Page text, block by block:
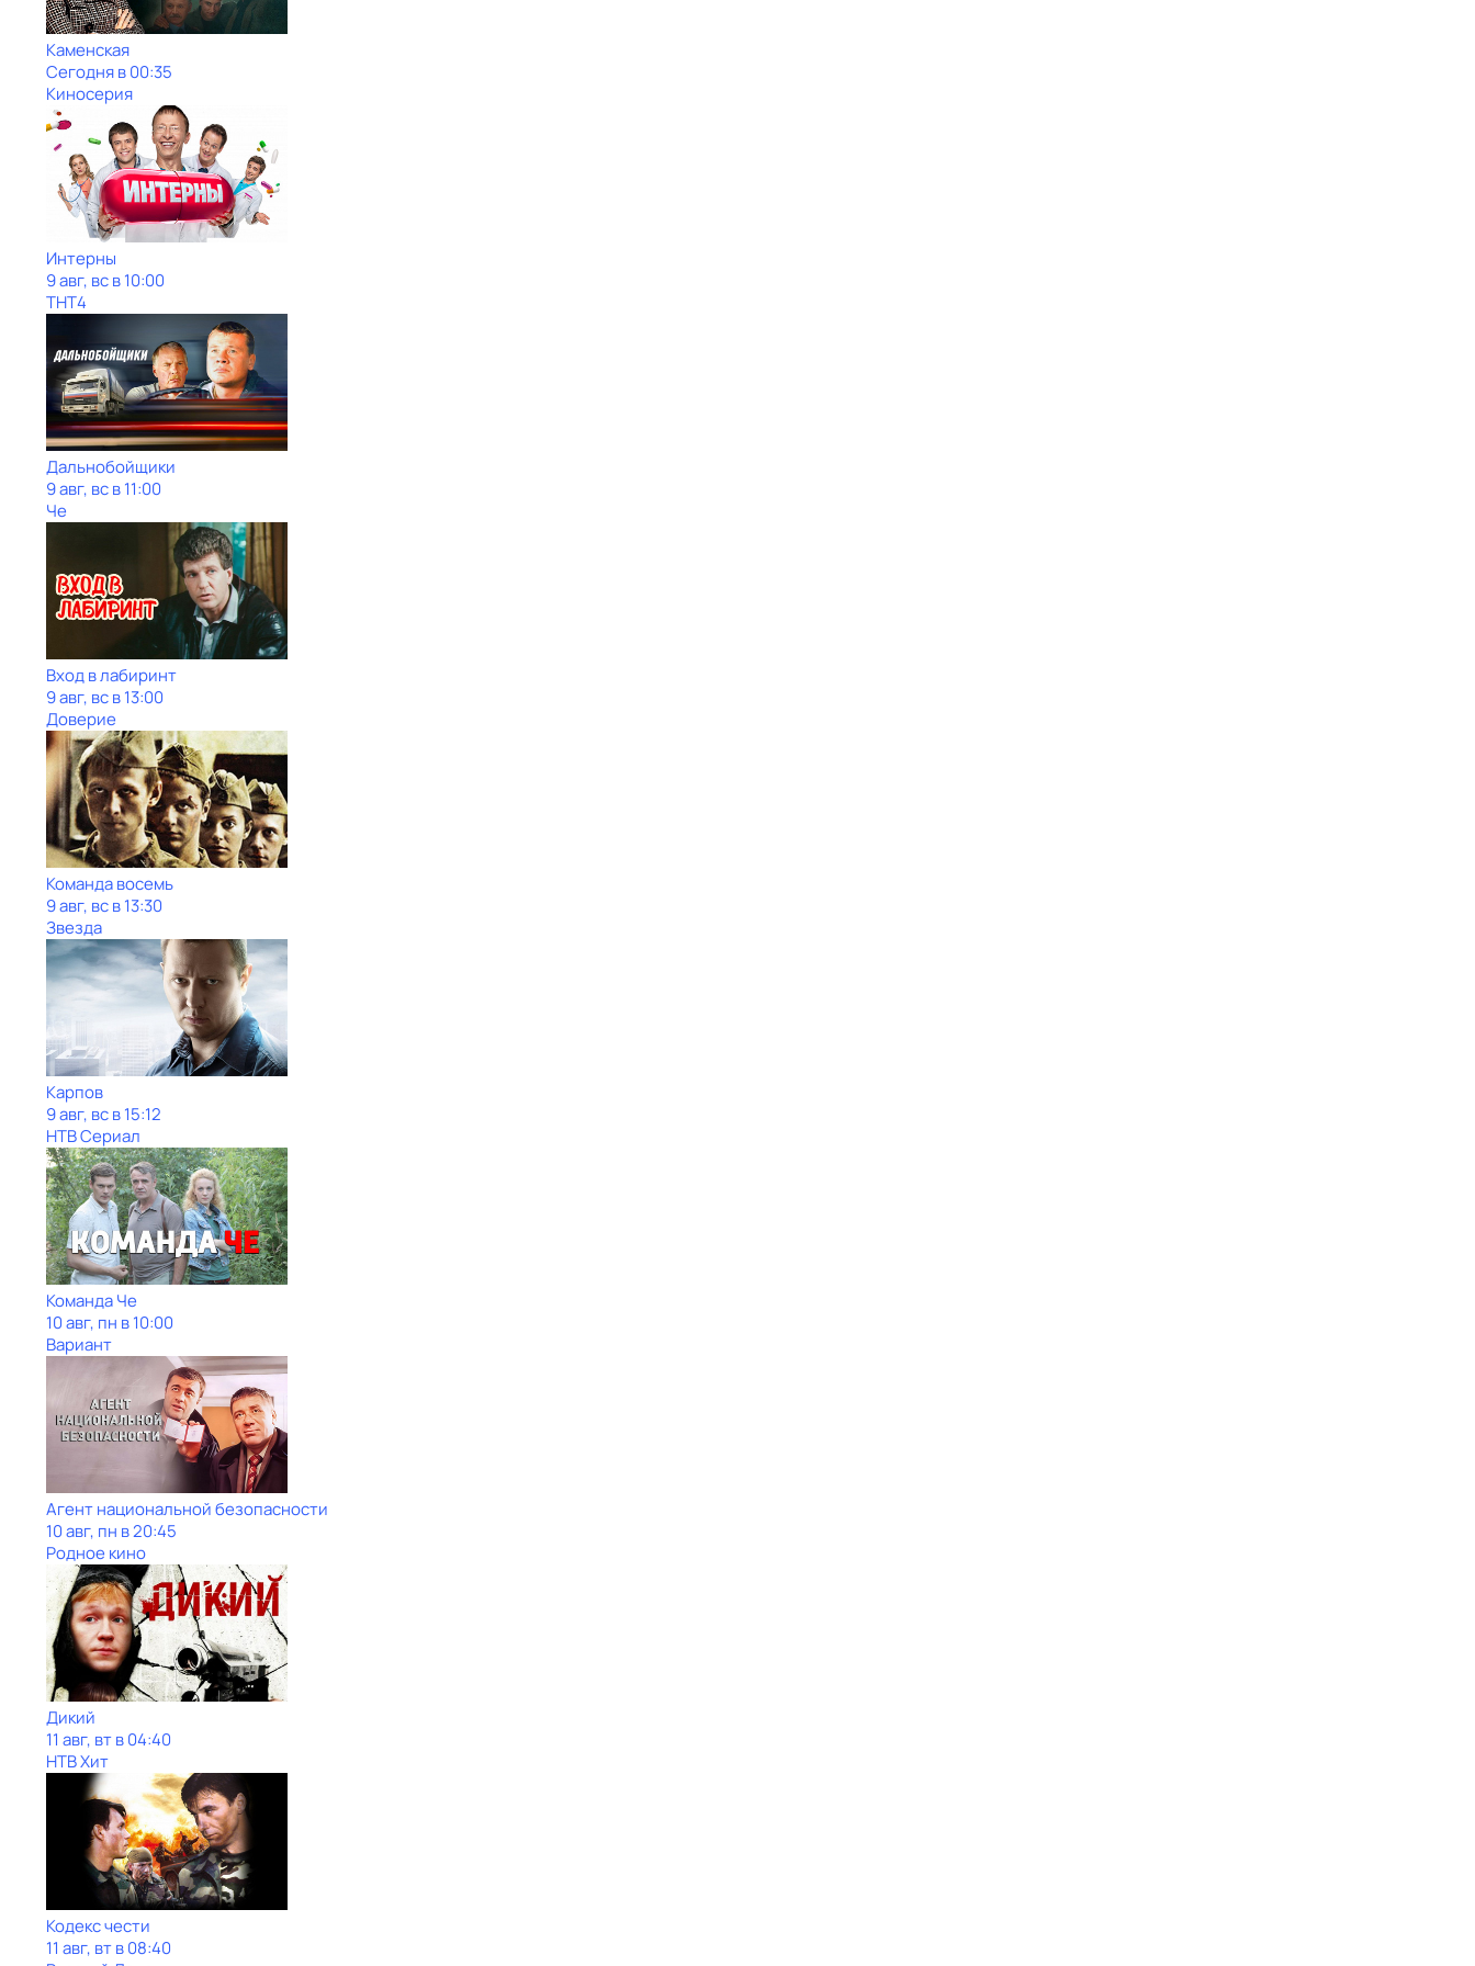
Каменская
Сегодня в 00:35
Киносерия
Интерны
9 авг, вс в 10:00
ТНТ4
Дальнобойщики
9 авг, вс в 11:00
Че
Вход в лабиринт
9 авг, вс в 13:00
Доверие
Команда восемь
9 авг, вс в 13:30
Звезда
Карпов
9 авг, вс в 15:12
НТВ Сериал
Команда Че
10 авг, пн в 10:00
Вариант
Агент национальной безопасности
10 авг, пн в 20:45
Родное кино
Дикий
11 авг, вт в 04:40
НТВ Хит
Кодекс чести
11 авг, вт в 08:40